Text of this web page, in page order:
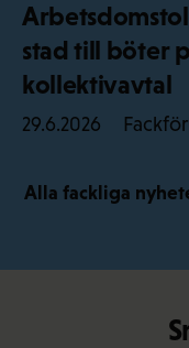
stad till böter
kollektivavtal
29.6.2026
Alla fackliga